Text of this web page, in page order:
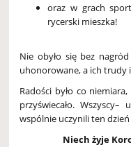
oraz w grach
rycerski mieszka!
Nie obyło się bez
uhonorowane, a ich trudy
Radości było co niemiara,
przyświecało.
wspólnie uczynili ten
Niech żyje